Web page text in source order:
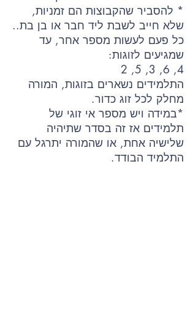
* להסביר שהקבוצות הם זמניות,
שלא חייב לשבת ליד חבר או בן בת..
כל פעם לעשות מספר אחר, עד
שמגיעים לזוגות:
4, 6, 3, 5, 2
התלמידים נשארים בזוגות, המורה
מחלק לכל זוג כדור.
*במידה ויש מספר אי זוגי של
תלמידים אז זה בסדר שתיהיה
שלישיה אחת, או שהמורה יתרגל עם
התלמיד הבודד.